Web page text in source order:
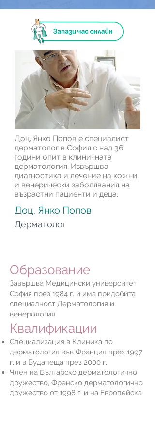
Доц. Янко Попов е специалист
дерматолог в София с над 36
години опит в клиничната
дерматология. Извършва
диагностика и лечение на кожни
и венерически заболявания на
възрастни пациенти и деца.
Доц. Янко Попов
Дерматолог
Образование
Завършва Медицински университет
София през 1984 г. и има придобита
специалност Дерматология и
венерология.
Квалификации
Специализация в Клиника по
дерматология във Франция през 1997
г. и в Будапеща през 2000 г.
Член на Българско дерматологично
дружество, Френско дерматологично
дружество от 1998 г. и на Европейска